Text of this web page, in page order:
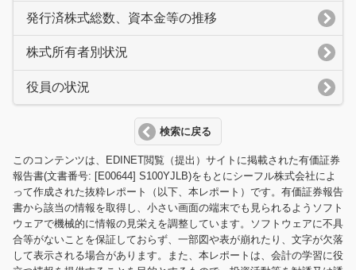
発行済株式総数、資本金等の推移
株式所有者別状況
役員の状況
検索に戻る
このコンテンツは、EDINET閲覧（提出）サイトに掲載された有価証券
報告書(文書番号: [E00644] S100YJLB)をもとにシーフル株式会社によ
って作成された抜粋レポート（以下、本レポート）です。有価証券報告
書から該当の情報を取得し、小さい画面の端末でも見られるようソフト
ウェアで機械的に情報の見栄えを調整しています。ソフトウェアに不具
合等がないことを保証しておらず、一部図や表が崩れたり、文字が欠落
して表示される場合があります。また、本レポートは、会計の学習に役